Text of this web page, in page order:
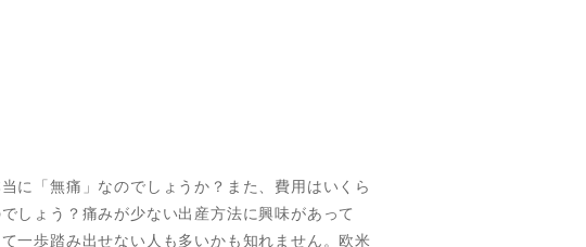
に「無痛」なのでしょうか？また、費用はいくら
しょう？痛みが少ない出産方法に興味があって
一歩踏み出せない人も多いかも知れません。欧米